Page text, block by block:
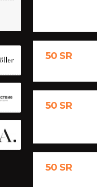
50 SR
50 SR
50 SR